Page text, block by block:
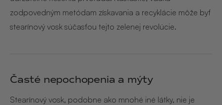
zodpovedným metódam získavania a recyklácie môže byť
stearínový vosk súčasťou tejto zelenej revolúcie.
Časté nepochopenia a mýty
Stearínový vosk, podobne ako mnohé iné látky, nie je